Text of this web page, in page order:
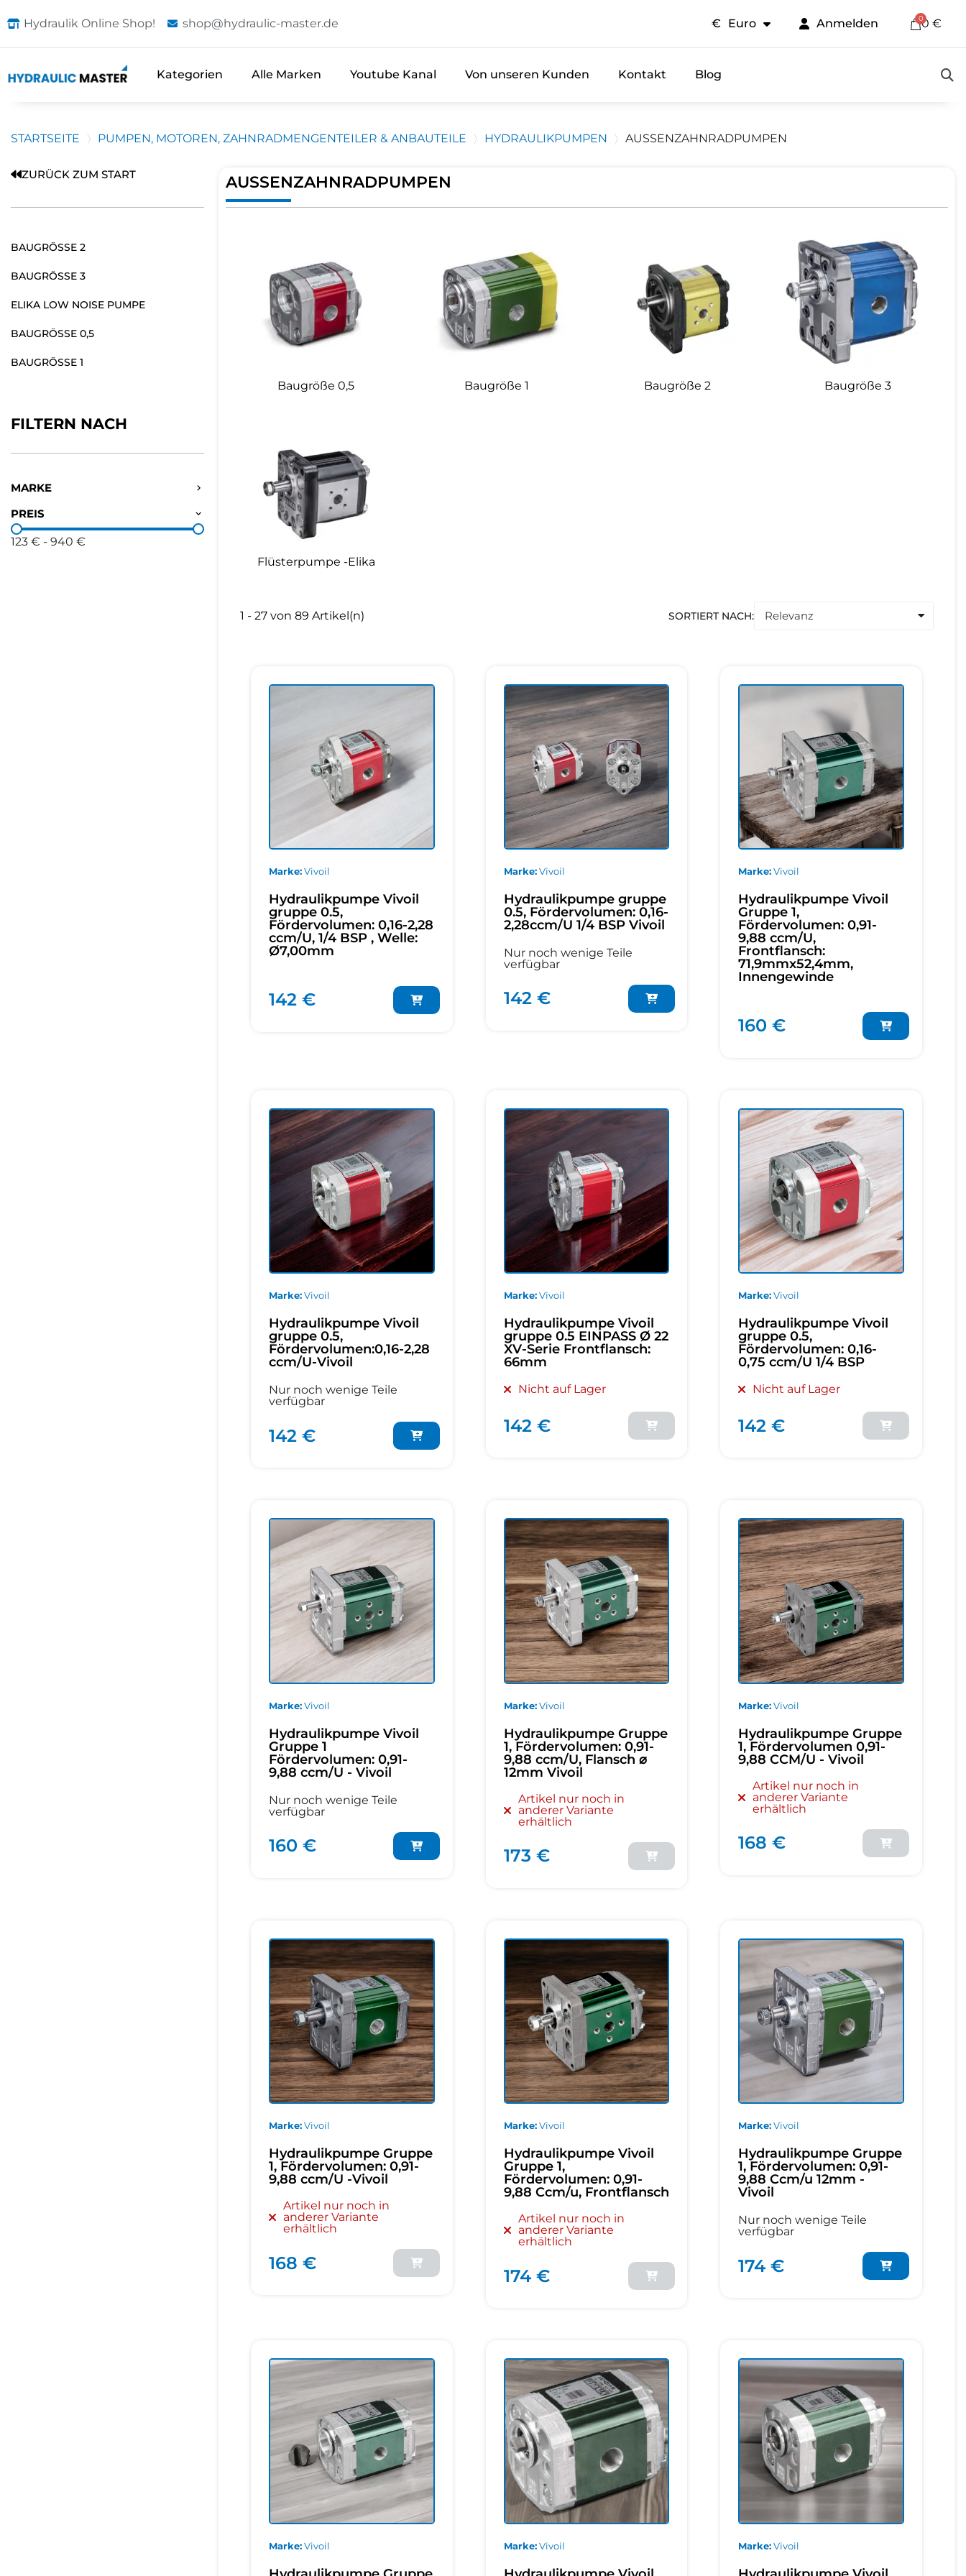
Hydraulik Online Shop! shop@hydraulic-master.de € Euro Anmelden 0 €
Kategorien Alle Marken Youtube Kanal Von unseren Kunden Kontakt Blog
STARTSEITE PUMPEN, MOTOREN, ZAHNRADMENGENTEILER & ANBAUTEILE HYDRAULIKPUMPEN AUSSENZAHNRADPUMPEN
ZURÜCK ZUM START
BAUGRÖSSE 2
BAUGRÖSSE 3
ELIKA LOW NOISE PUMPE
BAUGRÖSSE 0,5
BAUGRÖSSE 1
FILTERN NACH
MARKE
PREIS
123 € - 940 €
AUSSENZAHNRADPUMPEN
Baugröße 0,5 Baugröße 1 Baugröße 2 Baugröße 3
Flüsterpumpe -Elika
1 - 27 von 89 Artikel(n) SORTIERT NACH:
Marke Vivoil
Hydraulikpumpe Vivoil
gruppe 0.5,
Fördervolumen: 0,16-2,28
ccm/U, 1/4 BSP , Welle:
Ø7,00mm
142 €
Marke Vivoil
Hydraulikpumpe gruppe
0.5, Fördervolumen: 0,16-
2,28ccm/U 1/4 BSP Vivoil
Nur noch wenige Teile
verfügbar
142 €
Marke Vivoil
Hydraulikpumpe Vivoil
Gruppe 1,
Fördervolumen: 0,91-
9,88 ccm/U,
Frontflansch:
71,9mmx52,4mm,
Innengewinde
160 €
Marke Vivoil
Hydraulikpumpe Vivoil
gruppe 0.5,
Fördervolumen:0,16-2,28
ccm/U-Vivoil
Nur noch wenige Teile
verfügbar
142 €
Marke Vivoil
Hydraulikpumpe Vivoil
gruppe 0.5 EINPASS Ø 22
XV-Serie Frontflansch:
66mm
Nicht auf Lager
142 €
Marke Vivoil
Hydraulikpumpe Vivoil
gruppe 0.5,
Fördervolumen: 0,16-
0,75 ccm/U 1/4 BSP
Nicht auf Lager
142 €
Marke Vivoil
Hydraulikpumpe Vivoil
Gruppe 1
Fördervolumen: 0,91-
9,88 ccm/U - Vivoil
Nur noch wenige Teile
verfügbar
160 €
Marke Vivoil
Hydraulikpumpe Gruppe
1, Fördervolumen: 0,91-
9,88 ccm/U, Flansch ⌀
12mm Vivoil
Artikel nur noch in
anderer Variante
erhältlich
173 €
Marke Vivoil
Hydraulikpumpe Gruppe
1, Fördervolumen 0,91-
9,88 CCM/U - Vivoil
Artikel nur noch in
anderer Variante
erhältlich
168 €
Marke Vivoil
Hydraulikpumpe Gruppe
1, Fördervolumen: 0,91-
9,88 ccm/U -Vivoil
Artikel nur noch in
anderer Variante
erhältlich
168 €
Marke Vivoil
Hydraulikpumpe Vivoil
Gruppe 1,
Fördervolumen: 0,91-
9,88 Ccm/u, Frontflansch
Artikel nur noch in
anderer Variante
erhältlich
174 €
Marke Vivoil
Hydraulikpumpe Gruppe
1, Fördervolumen: 0,91-
9,88 Ccm/u 12mm -
Vivoil
Nur noch wenige Teile
verfügbar
174 €
Marke Vivoil Marke Vivoil Marke Vivoil